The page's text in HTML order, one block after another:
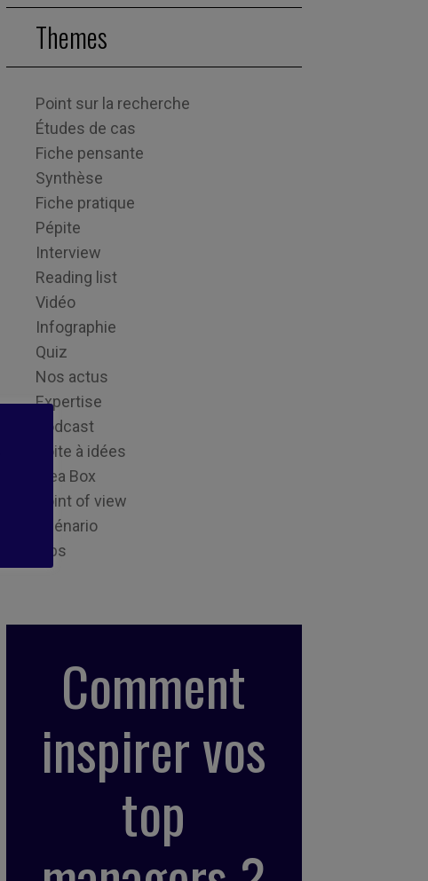
Themes
Point sur la recherche
Études de cas
Fiche pensante
Synthèse
Fiche pratique
Pépite
Interview
Reading list
Vidéo
Infographie
Quiz
Nos actus
Expertise
Podcast
Boite à idées
Idea Box
Point of view
Scénario
Tips
Comment
inspirer vos
top